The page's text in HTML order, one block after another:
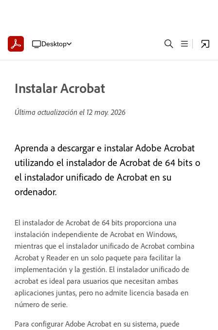
Desktop
Instalar Acrobat
Última actualización el 12 may. 2026
Aprenda a descargar e instalar Adobe Acrobat
utilizando el instalador de Acrobat de 64 bits o
el instalador unificado de Acrobat en su
ordenador.
El instalador de Acrobat de 64 bits proporciona una
instalación independiente de Acrobat en Windows,
mientras que el instalador unificado de Acrobat combina
Acrobat y Reader en un solo paquete para facilitar la
implementación y la gestión. El instalador unificado de
acrobat es ideal para usuarios que necesitan ambas
aplicaciones juntas, pero no admite licencia basada en
número de serie.
Para configurar Adobe Acrobat en su sistema, puede